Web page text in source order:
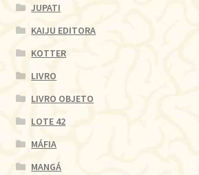
JUPATI
KAIJU EDITORA
KOTTER
LIVRO
LIVRO OBJETO
LOTE 42
MÁFIA
MANGÁ